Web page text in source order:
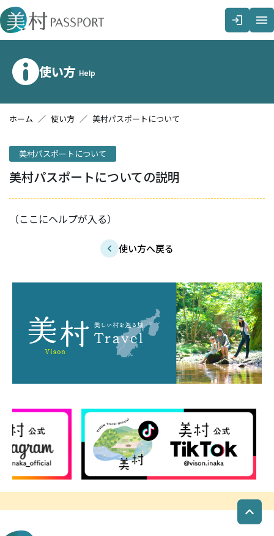
メインコンテンツへスキップする
使い方 Help
ホーム 使い方 美村パスポートについて
美村パスポートについて
美村パスポートについての説明
（ここにヘルプが入る）
使い方へ戻る